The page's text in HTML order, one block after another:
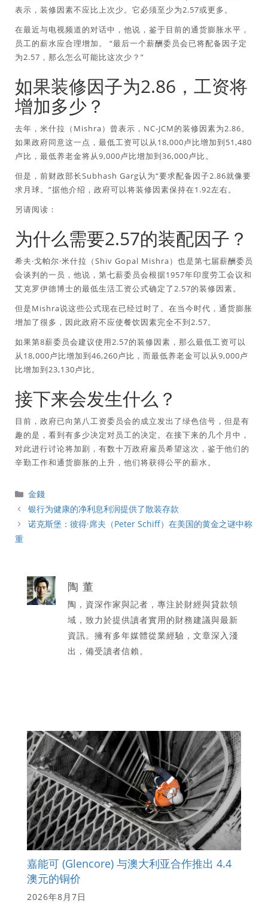
表示，装修因素不应比上次少。它必须至少为2.57或更多。
在最近与电视频道的对话中，他说，鉴于目前的通货膨胀水平，
员工的薪水应合理增加。 “最后一个薪酬委员会已将配备因子定
为2.57，那么怎么可能比这次少？”
如果装修因子为2.86，工资将
增加多少？
去年，米什拉（Mishra）曾表示，NC-JCM的装修因素为2.86。
如果政府同意这一点，最低工资可以从18,000卢比增加到51,480
卢比，最低养老金将从9,000卢比增加到36,000卢比。
但是，前财政部长Subhash Garg认为“要求配备因子2.86就像要
求月球。”据他介绍，政府可以将装修因素保持在1.92左右。
另请阅读：
为什么需要2.57的装配因子？
希夫·戈帕尔·米什拉（Shiv Gopal Mishra）也是第七届薪酬委员
会谈判的一员，他说，第七薪委员会根据1957年印度劳工会议和
艾克罗伊德博士的最低生活工资公式确定了2.57的装修因素。
但是Mishra说这些公式现在已经过时了。在当今时代，通货膨胀
增加了很多，因此政府不应使餐饮因素完全不到2.57。
如果第8薪委员会建议使用2.57的装修因素，那么最低工资可以
从18,000卢比增加到46,260卢比，而最低养老金可以从9,000卢
比增加到23,130卢比。
接下来会发生什么？
目前，政府已向第八工资委员会的成立发出了绿色信号，但是有
趣的是，看到有多少决定对员工的决定。在接下来的几个月中，
对此进行讨论将加剧，有数十万政府雇员希望这次，鉴于他们的
辛勤工作和通货膨胀的上升，他们将获得公平的薪水。
分
類
金錢
银行为健康的净利息利润提供了散装存款
诺克斯堡：彼得·席夫（Peter Schiff）在美国的黄金之谜中称
重
陶 董
陶，資深作家與記者，專注於財經與貸款領
域，致力於提供讀者實用的財務建議與最新
資訊。擁有多年媒體從業經驗，文章深入淺
出，備受讀者信賴。
嘉能可 (Glencore) 与澳大利亚合作推出 4.4
澳元的铜价
2026年8月7日